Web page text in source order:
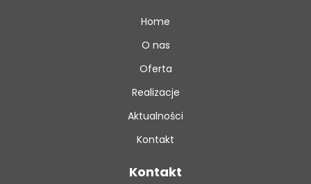
Home
O nas
Oferta
Realizacje
Aktualności
Kontakt
Kontakt